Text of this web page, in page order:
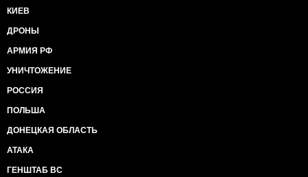
КИЕВ
ДРОНЫ
АРМИЯ РФ
УНИЧТОЖЕНИЕ
РОССИЯ
ПОЛЬША
ДОНЕЦКАЯ ОБЛАСТЬ
АТАКА
ГЕНШТАБ ВС